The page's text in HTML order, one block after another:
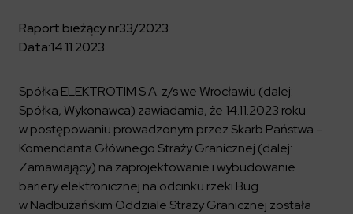
Magazyny energii
Kontakt dla inwestorów
Dlaczego warto?
Staże i praktyki
Formularz dla dostawców
Dowiedz się więcej
Społeczeństwo
Ład korporacyjny
Sygnaliści
Zintegrowany System Zarządzania
Strefa wiedzy
Media
Czytaj więcej
ELEKTROTIM w mediach
Materiały prasowe
Kontakt dla mediów
Kontakt
Raport bieżący nr33/2023
Data:14.11.2023
Spółka ELEKTROTIM S.A. z/s we Wrocławiu (dalej:
Spółka, Wykonawca) zawiadamia, że 14.11.2023 roku
w postępowaniu prowadzonym przez Skarb Państwa –
Komendanta Głównego Straży Granicznej (dalej:
Zamawiający) na zaprojektowanie i wybudowanie
bariery elektronicznej na odcinku rzeki Bug
w Nadbużańskim Oddziale Straży Granicznej została